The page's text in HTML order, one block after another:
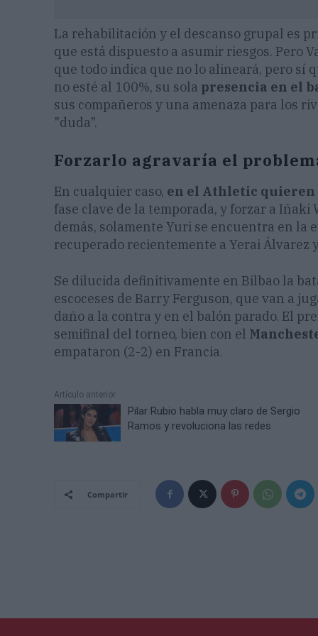
La rehabilitación y el descanso grupal es
que está dispuesto a asumir riesgos. Pero
que todo indica que no lo alineará, pero sí
no esté al 100%, su sola presencia en el
sus compañeros y una amenaza para los
"duda".
Forzarlo agravaría el
En cualquier caso, en el Athletic quieren
fase clave de la temporada, y forzar a
demás, solamente Yuri se encuentra en
recuperado recientemente a Yerai Álvarez
Se dilucida definitivamente en Bilbao la
escoceses de Barry Ferguson, que van a
daño a la contra y en el balón parado. El
semifinal del torneo, bien con el
empataron (2-2) en Francia.
Artículo anterior
Pilar Rubio habla muy claro de Sergio
Ramos y revoluciona las redes
Compartir